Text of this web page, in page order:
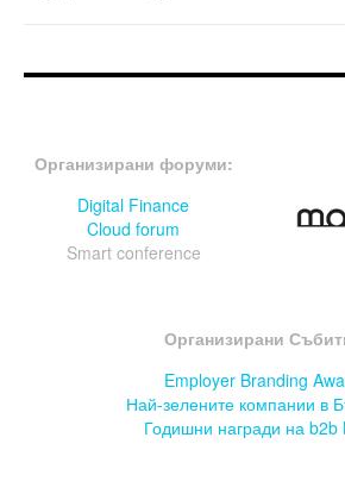
Организирани форуми:
Digital Finance
Cloud forum
Smart conference
Организирани
Employer Branding
Най-зелените компании в
Годишни награди на b2b